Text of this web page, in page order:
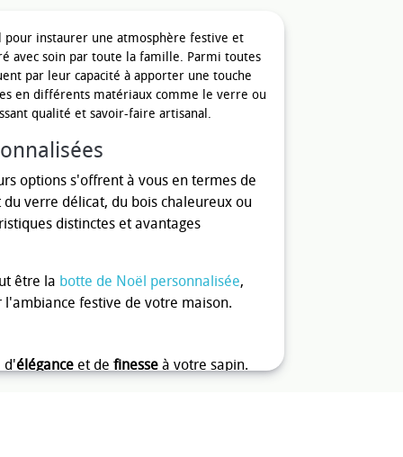
instaurer une atmosphère festive et
avec soin par toute la famille. Parmi toutes
par leur capacité à apporter une touche
en différents matériaux comme le verre ou
qualité et savoir-faire artisanal.
options s'offrent à vous en termes de
verre délicat, du bois chaleureux ou
distinctes et avantages
être la botte de Noël personnalisée,
festive de votre maison.
d'éléganceet de finesseà votre sapin.